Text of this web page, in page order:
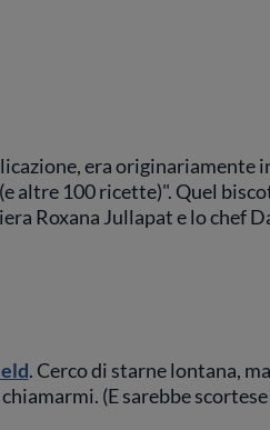
era
altre 100 ricette)". Quel
Roxana Jullapat e lo chef
. Cerco di starne lontana,
(E sarebbe